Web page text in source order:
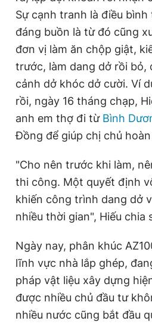
Sự cạnh tranh là điều
đáng buồn là từ đó cũng
đơn vị làm ăn chộp giật,
trước, làm dang dở rồi bỏ,
cảnh dở khóc dở cười. Ví
rồi, ngày 16 tháng chạp,
anh em thợ đi từ Bình
Đồng để giúp chị chủ
"Cho nên trước khi làm,
thi công. Một quyết định
khiến công trình dang dở
nhiều thời gian", Hiếu chia
Ngày nay, phân khúc
lĩnh vực nhà lắp ghép,
pháp vật liệu xây dựng
được nhiều chủ đầu tư
nhiều nước cũng bắt đầu